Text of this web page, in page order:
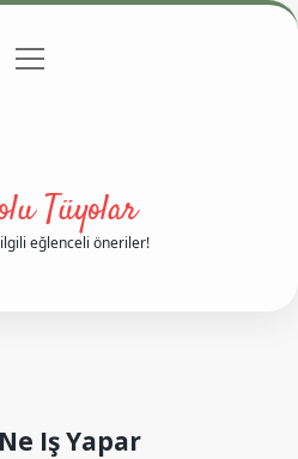
Politikası
menüyü
Tüyolar
eğlenceli öneriler!
Iş Yapar